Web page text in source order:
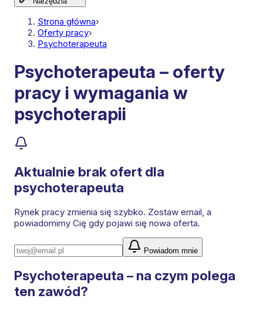
Strona główna›
Oferty pracy›
Psychoterapeuta
Psychoterapeuta – oferty
pracy i wymagania w
psychoterapii
Aktualnie brak ofert dla
psychoterapeuta
Rynek pracy zmienia się szybko. Zostaw email, a
powiadomimy Cię gdy pojawi się nowa oferta.
Powiadom mnie
Psychoterapeuta – na czym polega
ten zawód?